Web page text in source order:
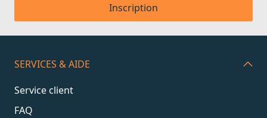
Inscription
SERVICES & AIDE
Service client
FAQ